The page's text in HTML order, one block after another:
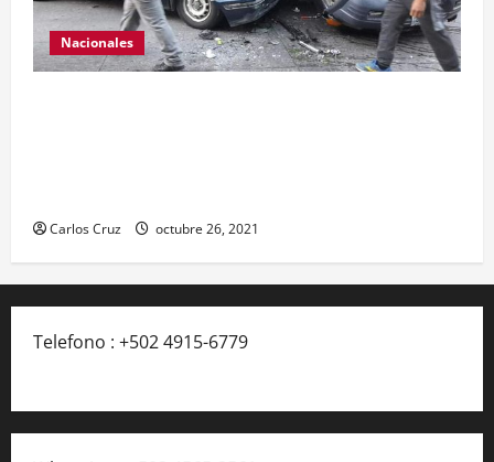
Nacionales
Carlos Cruz octubre 26, 2021
Telefono : +502 4915-6779